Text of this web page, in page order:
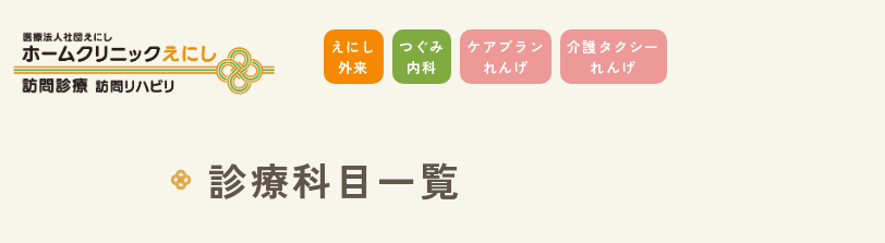
えにし
外来
つぐみ
内科
ケアプラン
れんげ
介護タクシー
れんげ
診療科目一覧